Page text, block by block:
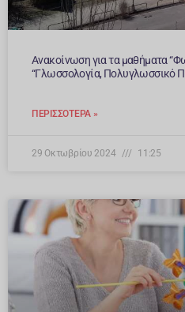
Ανακοίνωση για τα μαθήματα
“Γλωσσολογία, Πολυγλωσσικό
ΠΕΡΙΣΣΌΤΕΡΑ »
29 Οκτωβρίου 2024 11:25